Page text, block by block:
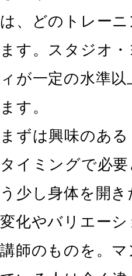
は、どのトレー
ます。スタジオ
ィが一定の水準
ます。
まずは興味のあ
タイミングで必
う少し身体を開
変化やバリエー
講師のものを。